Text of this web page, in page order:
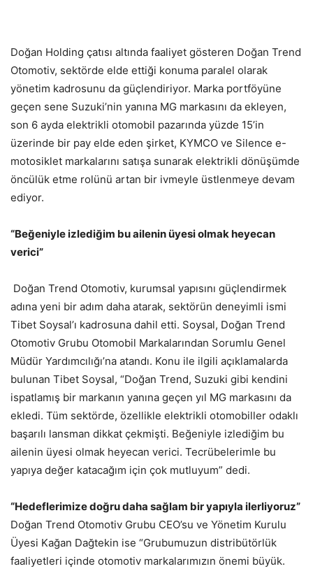
Doğan Holding çatısı altında faaliyet gösteren Doğan Trend
Otomotiv, sektörde elde ettiği konuma paralel olarak
yönetim kadrosunu da güçlendiriyor. Marka portföyüne
geçen sene Suzuki’nin yanına MG markasını da ekleyen,
son 6 ayda elektrikli otomobil pazarında yüzde 15’in
üzerinde bir pay elde eden şirket, KYMCO ve Silence e-
motosiklet markalarını satışa sunarak elektrikli dönüşümde
öncülük etme rolünü artan bir ivmeyle üstlenmeye devam
ediyor.
“Beğeniyle izlediğim bu ailenin üyesi olmak heyecan
verici”
Doğan Trend Otomotiv, kurumsal yapısını güçlendirmek
adına yeni bir adım daha atarak, sektörün deneyimli ismi
Tibet Soysal’ı kadrosuna dahil etti. Soysal, Doğan Trend
Otomotiv Grubu Otomobil Markalarından Sorumlu Genel
Müdür Yardımcılığı’na atandı. Konu ile ilgili açıklamalarda
bulunan Tibet Soysal, “Doğan Trend, Suzuki gibi kendini
ispatlamış bir markanın yanına geçen yıl MG markasını da
ekledi. Tüm sektörde, özellikle elektrikli otomobiller odaklı
başarılı lansman dikkat çekmişti. Beğeniyle izlediğim bu
ailenin üyesi olmak heyecan verici. Tecrübelerimle bu
yapıya değer katacağım için çok mutluyum” dedi.
“Hedeflerimize doğru daha sağlam bir yapıyla ilerliyoruz”
Doğan Trend Otomotiv Grubu CEO’su ve Yönetim Kurulu
Üyesi Kağan Dağtekin ise “Grubumuzun distribütörlük
faaliyetleri içinde otomotiv markalarımızın önemi büyük.